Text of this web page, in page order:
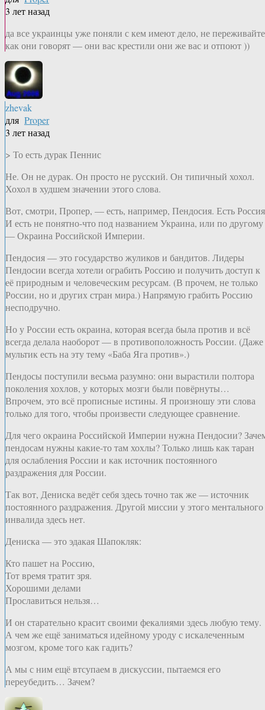
3 лет назад
да все украинцы уже поняли с кем имеют дело, не
как они говорят — они вас крестили они же вас и отпоют ))
zhevak
для Proper
3 лет назад
> То есть дурак Пеннис
Не. Он не дурак. Он просто не русский. Он типичный хохол.
Хохол в худшем значении этого слова.
Вот, смотри, Пропер, — есть, например, Пендосия. Есть
И есть не понятно-что под названием Украина, или по другому
— Окраина Российской Империи.
Пендосия — это государство жуликов и бандитов. Лидеры
Пендосии всегда хотели ограбить Россию и получить доступ к
её природным и человеческим ресурсам. (В прочем, не только
России, но и других стран мира.) Напрямую грабить Россию
несподручно.
Но у России есть окраина, которая всегда была против и всё
всегда делала наоборот — в противоположность России. (Даже
мультик есть на эту тему «Баба Яга против».)
Пендосы поступили весьма разумно: они вырастили полтора
поколения хохлов, у которых мозги были повёрнуты…
Впрочем, это всё прописные истины. Я произношу эти слова
только для того, чтобы произвести следующее сравнение.
Для чего окраина Российской Империи нужна Пендосии?
пендосам нужны какие-то там хохлы? Только лишь как таран
для ослабления России и как источник постоянного
раздражения для России.
Так вот, Дениска ведёт себя здесь точно так же — источник
постоянного раздражения. Другой миссии у этого ментального
инвалида здесь нет.
Дениска — это эдакая Шапокляк:
Кто пашет на Россию,
Тот время тратит зря.
Хорошими делами
Прославиться нельзя…
И он старательно красит своими фекалиями здесь любую тему.
А чем же ещё заниматься идейному уроду с искалеченным
мозгом, кроме того как гадить?
А мы с ним ещё втсупаем в дискуссии, пытаемся его
переубедить… Зачем?